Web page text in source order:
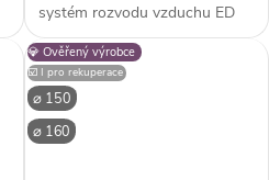
systém rozvodu vzduchu ED
Flex® LOCK slouží k propojení
redukci ED Flex potrubí o Ø 75
a 90 mm s koncovým boxem.
Zákazníci často...
⌀ 150
💎 Ověřený výrobce
⌀ 160
☑️ I pro rekuperace